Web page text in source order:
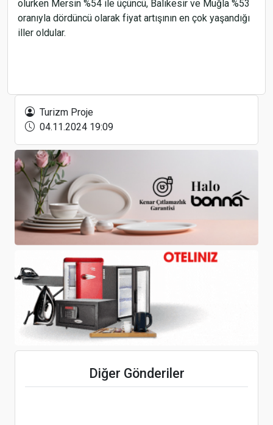
olurken Mersin %54 ile üçüncü, Balıkesir ve Muğla %53
oranıyla dördüncü olarak fiyat artışının en çok yaşandığı
iller oldular.
Turizm Proje
04.11.2024 19:09
Diğer Gönderiler
Satılık Otelinizi "Çantacılara" Kaptırmayın!
Moskova'nın gözde arsasına 'Dubai Mahallesi'
yapılıyor
Continent Worldwide, Afrika’daki büyümesini yeni
‘Continent Collection’ markalı oteli ile devam
ettiriyor
İngiliz turistlerin boykotuna neden oldu